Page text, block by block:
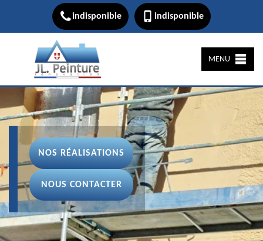
indisponible indisponible
MENU
NOS RÉALISATIONS
NOUS CONTACTER